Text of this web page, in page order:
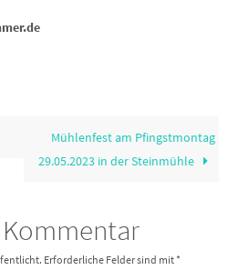
Mühlenfest am Pfingstmontag
29.05.2023 in der Steinmühle
Erforderliche Felder sind mit *